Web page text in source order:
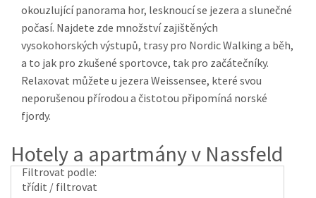
okouzlující panorama hor, lesknoucí se jezera a slunečné
počasí. Najdete zde množství zajištěných
vysokohorských výstupů, trasy pro Nordic Walking a běh,
a to jak pro zkušené sportovce, tak pro začátečníky.
Relaxovat můžete u jezera Weissensee, které svou
neporušenou přírodou a čistotou připomíná norské
fjordy.
Hotely a apartmány v Nassfeld
Filtrovat podle:
třídit / filtrovat